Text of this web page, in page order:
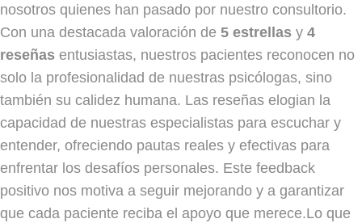
nosotros quienes han pasado por nuestro consultorio.
Con una destacada valoración de 5 estrellas y 4
reseñas entusiastas, nuestros pacientes reconocen no
solo la profesionalidad de nuestras psicólogas, sino
también su calidez humana. Las reseñas elogian la
capacidad de nuestras especialistas para escuchar y
entender, ofreciendo pautas reales y efectivas para
enfrentar los desafíos personales. Este feedback
positivo nos motiva a seguir mejorando y a garantizar
que cada paciente reciba el apoyo que merece.Lo que